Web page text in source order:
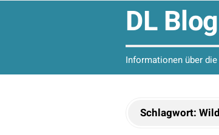
DL Blog
Informationen über
Schlagwort: